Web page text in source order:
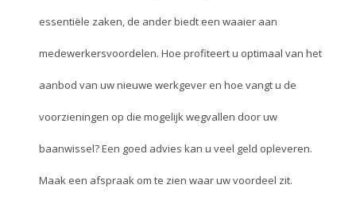
essentiële zaken, de ander biedt een waaier aan
medewerkersvoordelen. Hoe profiteert u optimaal van het
aanbod van uw nieuwe werkgever en hoe vangt u de
voorzieningen op die mogelijk wegvallen door uw
baanwissel? Een goed advies kan u veel geld opleveren.
Maak een afspraak om te zien waar uw voordeel zit.